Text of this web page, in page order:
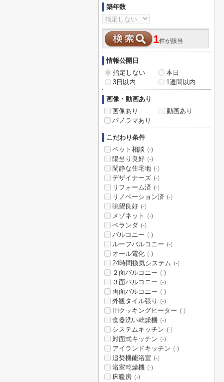
築年数
1件が該当
情報公開日
指定しない
本日
3日以内
1週間以内
画像・動画あり
画像あり
動画あり
パノラマあり
こだわり条件
ペット相談 (-)
陽当り良好 (-)
閑静な住宅地 (-)
デザイナーズ (-)
リフォーム済 (-)
リノベーション済 (-)
眺望良好 (-)
メゾネット (-)
ベランダ (-)
バルコニー (-)
ルーフバルコニー (-)
オール電化 (-)
24時間換気システム (-)
２面バルコニー (-)
３面バルコニー (-)
両面バルコニー (-)
外観タイル張り (-)
IHクッキングヒーター (-)
食器洗い乾燥機 (-)
システムキッチン (-)
対面式キッチン (-)
アイランドキッチン (-)
追焚機能浴室 (-)
浴室乾燥機 (-)
床暖房 (-)